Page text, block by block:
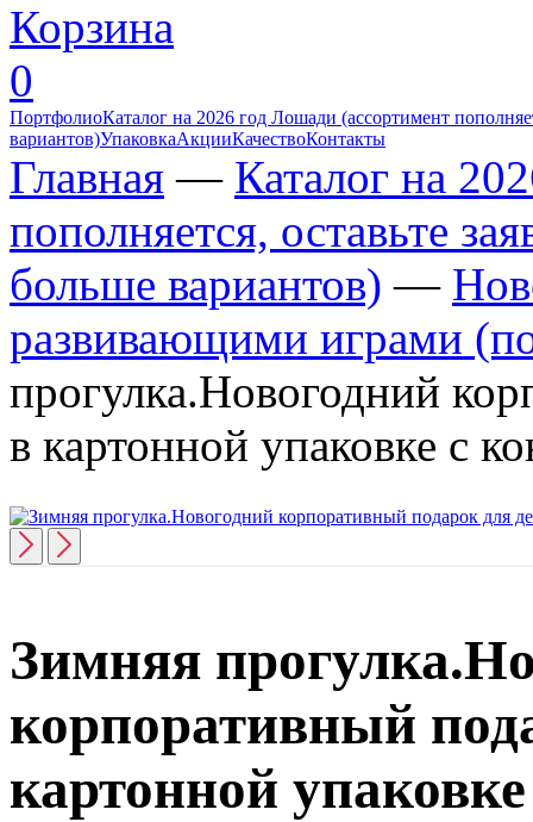
Корзина
0
ПортфолиоКаталог на 2026 год Лошади (ассортимент
вариантов)УпаковкаАкцииКачествоКонтакты
Главная — Каталог на
пополняется, оставьте
больше вариантов) —
развивающими играми
прогулка.Новогодний
в картонной упаковке с
Зимняя
корпоративный
картонной